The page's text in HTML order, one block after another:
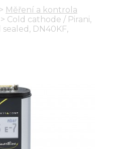
> Měření a kontrola
> Cold cathode / Pirani,
DN40KF,